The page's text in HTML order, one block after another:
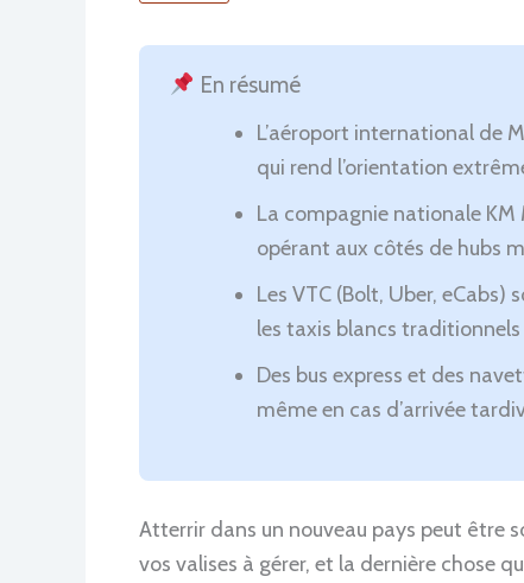
En résumé
L’aéroport international de
qui rend l’orientation
La compagnie nationale
opérant aux côtés de hubs
Les VTC (Bolt, Uber,
les taxis blancs
Des bus express et des
même en cas d’arrivée
Atterrir dans un nouveau pays peut être
vos valises à gérer, et la dernière chose